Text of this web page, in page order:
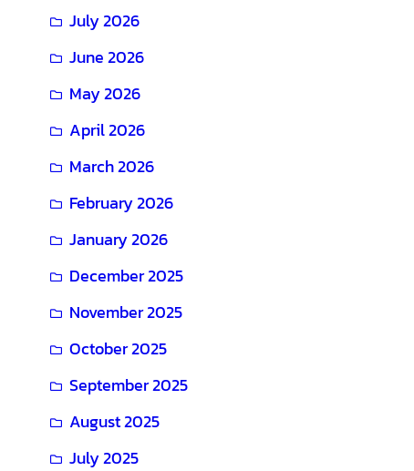
July 2026
June 2026
May 2026
April 2026
March 2026
February 2026
January 2026
December 2025
November 2025
October 2025
September 2025
August 2025
July 2025